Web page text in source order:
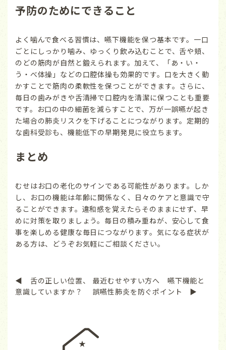
予防のためにできること
よく噛んで食べる習慣は、嚥下機能を保つ基本です。一口
ごとにしっかり噛み、ゆっくり飲み込むことで、舌や頬、
のどの筋肉が自然と鍛えられます。加えて、「あ・い・
う・べ体操」などの口腔体操も効果的です。口を大きく動
かすことで筋肉の柔軟性を保つことができます。さらに、
毎日の歯みがきや舌清掃で口腔内を清潔に保つことも重要
です。お口の中の細菌を減らすことで、万が一誤嚥が起き
た場合の肺炎リスクを下げることにつながります。定期的
な歯科受診も、機能低下の早期発見に役立ちます。
まとめ
むせはお口の老化のサインである可能性があります。しか
し、お口の機能は年齢に関係なく、日々のケアと意識で守
ることができます。違和感を覚えたらそのままにせず、早
めに対策を取りましょう。毎日の積み重ねが、安心して食
事を楽しめる健康な毎日につながります。気になる症状が
ある方は、どうぞお気軽にご相談ください。
◀ 舌の正しい位置、
意識していますか？
最近むせやすい方へ 嚥下機能と
誤嚥性肺炎を防ぐポイント ▶